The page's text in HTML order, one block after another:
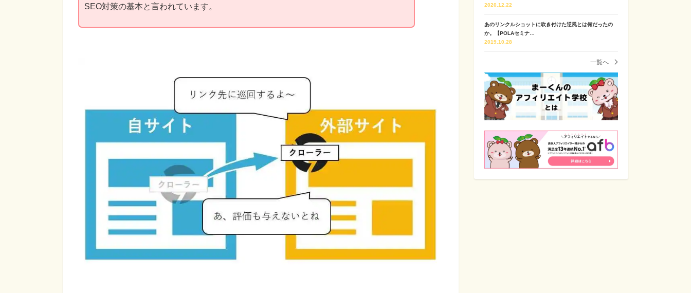
SEO対策の基本と言われています。
2020.12.22
あのリンクルショットに吹き付けた逆風とは何だったの
か。【POLAセミナ…
2019.10.28
一覧へ